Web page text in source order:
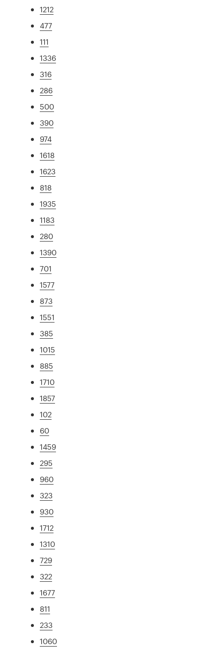
1212
477
111
1336
316
286
500
390
974
1618
1623
818
1935
1183
280
1390
701
1577
873
1551
385
1015
885
1710
1857
102
60
1459
295
960
323
930
1712
1310
729
322
1677
811
233
1060